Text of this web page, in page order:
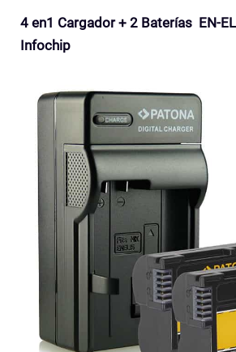
4 en1 Cargador + 2 Baterías EN-
Infochip